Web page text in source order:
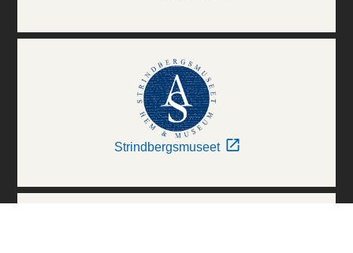
Strindbergsmuseet